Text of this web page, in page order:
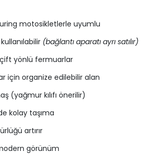
motosikletlerle uyumlu
(bağlantı aparatı ayrı satılır)
çift yönlü fermuarlar
için organize edilebilir alan
(yağmur kılıfı önerilir)
kolay taşıma
artırır
görünüm